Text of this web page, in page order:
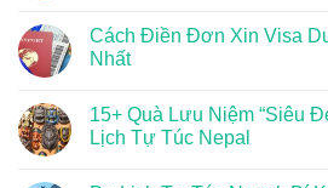
Cách Điền Đơn Xin Visa
Nhất
15+ Quà Lưu Niệm “Siêu
Lịch Tự Túc Nepal